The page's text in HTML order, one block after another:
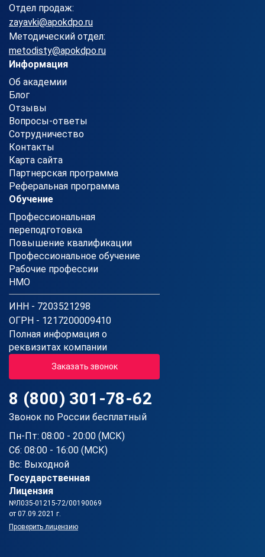
Отдел продаж:
zayavki@apokdpo.ru
Методический отдел:
metodisty@apokdpo.ru
Информация
Об академии
Блог
Отзывы
Вопросы-ответы
Сотрудничество
Контакты
Карта сайта
Партнерская программа
Реферальная программа
Обучение
Профессиональная
переподготовка
Повышение квалификации
Профессиональное обучение
Рабочие профессии
НМО
ИНН - 7203521298
ОГРН - 1217200009410
Полная информация о
реквизитах компании
Заказать звонок
8 (800) 301-78-62
Звонок по России бесплатный
Пн-Пт: 08:00 - 20:00 (МСК)
Сб: 08:00 - 16:00 (МСК)
Вс: Выходной
Государственная
Лицензия
№Л035-01215-72/00190069
от 07.09.2021 г.
Проверить лицензию